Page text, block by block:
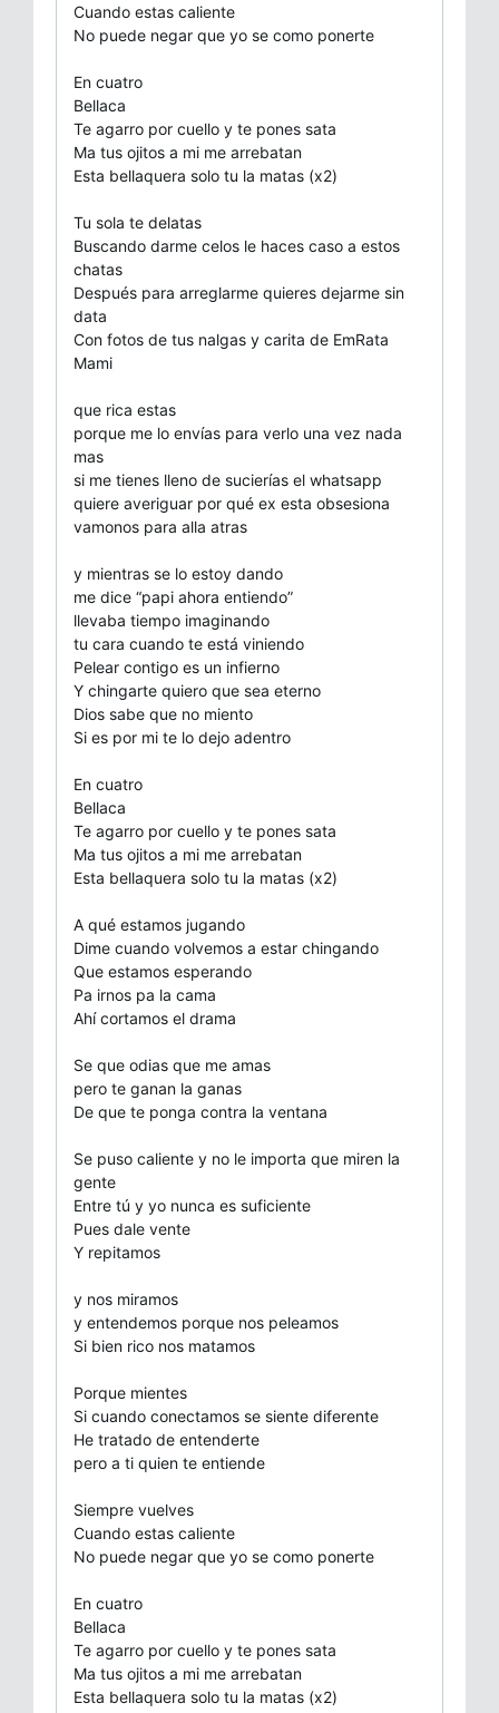
Cuando estas caliente
No puede negar que yo se como ponerte
En cuatro
Bellaca
Te agarro por cuello y te pones sata
Ma tus ojitos a mi me arrebatan
Esta bellaquera solo tu la matas (x2)
Tu sola te delatas
Buscando darme celos le haces caso a estos
chatas
Después para arreglarme quieres dejarme sin
data
Con fotos de tus nalgas y carita de EmRata
Mami
que rica estas
porque me lo envías para verlo una vez nada
mas
si me tienes lleno de sucierías el whatsapp
quiere averiguar por qué ex esta obsesiona
vamonos para alla atras
y mientras se lo estoy dando
me dice “papi ahora entiendo”
llevaba tiempo imaginando
tu cara cuando te está viniendo
Pelear contigo es un infierno
Y chingarte quiero que sea eterno
Dios sabe que no miento
Si es por mi te lo dejo adentro
En cuatro
Bellaca
Te agarro por cuello y te pones sata
Ma tus ojitos a mi me arrebatan
Esta bellaquera solo tu la matas (x2)
A qué estamos jugando
Dime cuando volvemos a estar chingando
Que estamos esperando
Pa irnos pa la cama
Ahí cortamos el drama
Se que odias que me amas
pero te ganan la ganas
De que te ponga contra la ventana
Se puso caliente y no le importa que miren la
gente
Entre tú y yo nunca es suficiente
Pues dale vente
Y repitamos
y nos miramos
y entendemos porque nos peleamos
Si bien rico nos matamos
Porque mientes
Si cuando conectamos se siente diferente
He tratado de entenderte
pero a ti quien te entiende
Siempre vuelves
Cuando estas caliente
No puede negar que yo se como ponerte
En cuatro
Bellaca
Te agarro por cuello y te pones sata
Ma tus ojitos a mi me arrebatan
Esta bellaquera solo tu la matas (x2)